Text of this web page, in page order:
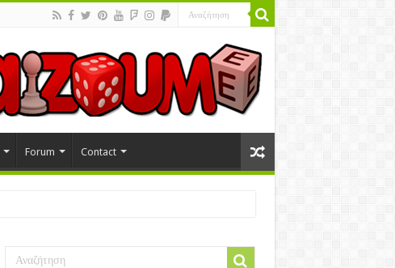
Forum Contact